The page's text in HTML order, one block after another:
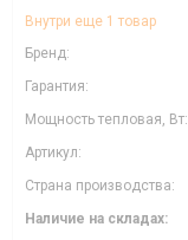
Внутри еще 1 товар
Бренд:
Гарантия:
Мощность тепловая, Вт:
Артикул:
Страна производства:
Наличие на складах: